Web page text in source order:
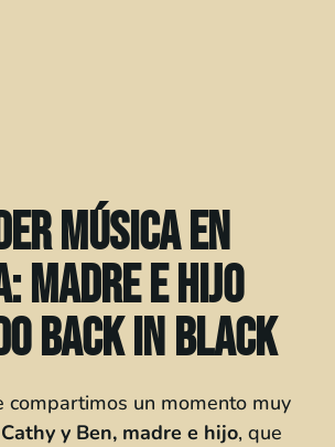
música en
madre e hijo
Back in Black
compartimos un momento muy
Cathy y Ben, madre e hijo, que